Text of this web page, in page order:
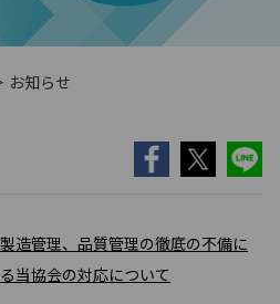
お知らせ
造管理、品質管理の徹底の不備に
当協会の対応について